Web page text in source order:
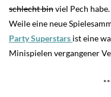
schlecht binviel Pech
Weile eine neue
Party Superstars ist eine
Minispielen vergangener